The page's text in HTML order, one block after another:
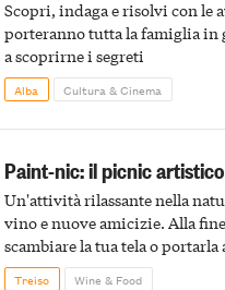
Scopri, indaga e risolvi con le
porteranno tutta la famiglia in
a scoprirne i segreti
Alba Cultura & Cinema
Paint-nic: il picnic
Un'attività rilassante nella
vino e nuove amicizie. Alla
scambiare la tua tela o portarla
Treiso Wine & Food